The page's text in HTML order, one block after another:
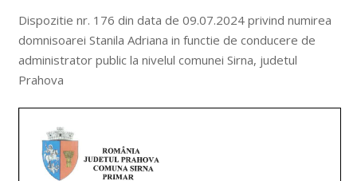
Dispozitie nr. 176 din data de 09.07.2024 privind numirea
domnisoarei Stanila Adriana in functie de conducere de
administrator public la nivelul comunei Sirna, judetul
Prahova